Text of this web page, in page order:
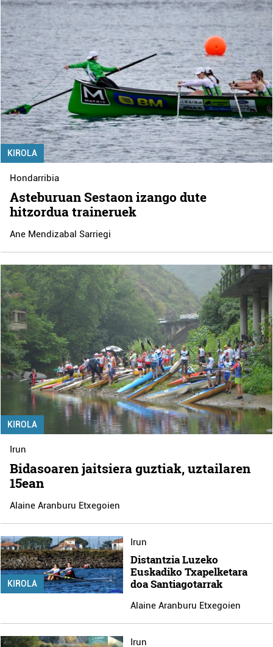
KIROLA
Hondarribia
Asteburuan Sestaon izango dute
hitzordua traineruek
Ane Mendizabal Sarriegi
KIROLA
Irun
Bidasoaren jaitsiera guztiak, uztailaren
15ean
Alaine Aranburu Etxegoien
KIROLA
Irun
Distantzia Luzeko
Euskadiko Txapelketara
doa Santiagotarrak
Alaine Aranburu Etxegoien
Irun